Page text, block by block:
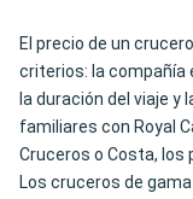
El precio de un
criterios: la compañía
la duración del viaje y
familiares con Royal
Cruceros o Costa, los
Los cruceros de